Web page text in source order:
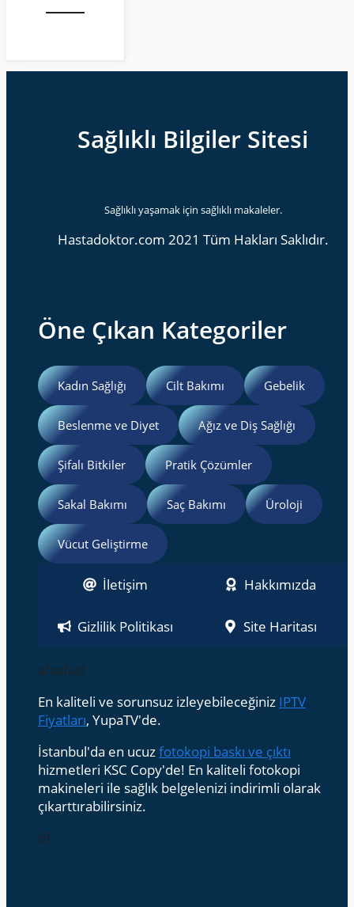
Sağlıklı Bilgiler Sitesi
Sağlıklı yaşamak için sağlıklı makaleler.
Hastadoktor.com 2021 Tüm Hakları Saklıdır.
Öne Çıkan Kategoriler
Kadın Sağlığı Cilt Bakımı Gebelik
Beslenme ve Diyet Ağız ve Diş Sağlığı
Şifalı Bitkiler Pratik Çözümler
Sakal Bakımı Saç Bakımı Üroloji
Vücut Geliştirme
İletişim Hakkımızda
Gizlilik Politikası Site Haritası
afasfasf
En kaliteli ve sorunsuz izleyebileceğiniz IPTV
Fiyatları, YupaTV'de.
İstanbul'da en ucuzfotokopi baskı ve çıktı
hizmetleri KSC Copy'de! En kaliteli fotokopi
makineleri ile sağlık belgelenizi indirimli olarak
çıkarttırabilirsiniz.
df